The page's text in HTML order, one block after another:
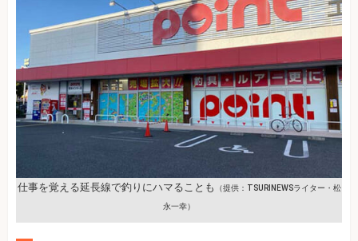
仕事を覚える延長線で釣りにハマることも （提供：TSURINEWSライター・松
永一幸）